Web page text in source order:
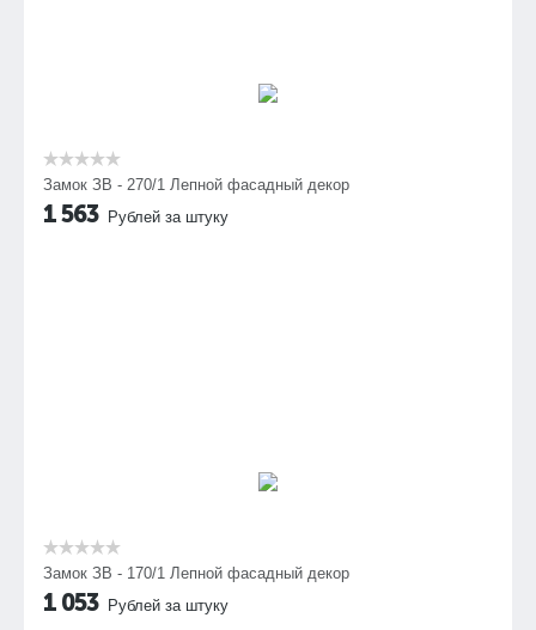
Замок ЗВ - 270/1 Лепной фасадный декор
1 563 Рублей за штуку
Замок ЗВ - 170/1 Лепной фасадный декор
1 053 Рублей за штуку